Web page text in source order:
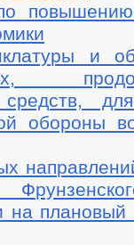
повышению
и
для
обороны
на